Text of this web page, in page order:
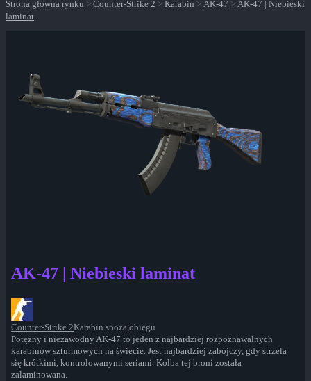
Strona główna rynku > Counter-Strike 2 > Karabin > AK-47 > AK-47 | Niebieski
laminat
AK-47 | Niebieski laminat
Counter-Strike 2Karabin spoza obiegu
Potężny i niezawodny AK-47 to jeden z najbardziej rozpoznawalnych
karabinów szturmowych na świecie. Jest najbardziej zabójczy, gdy strzela
się krótkimi, kontrolowanymi seriami. Kolba tej broni została
zalaminowana.